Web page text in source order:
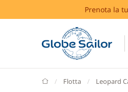
Prenota la
GlobeSailor
Flotta Leopard